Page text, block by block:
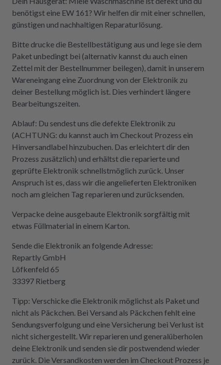
benötigst eine EW 161? Wir helfen dir mit einer schnellen,
günstigen und nachhaltigen Reparaturlösung.
Bitte drucke die Bestellbestätigung aus und lege sie dem
Paket unbedingt bei (alternativ kannst du auch einen
Zettel mit der Bestellnummer beilegen), damit in unserem
Wareneingang eine Zuordnung von der Elektronik zu
deiner Bestellung möglich ist. Dies verhindert längere
Bearbeitungszeiten.
Ablauf: Du sendest uns die defekte Elektronik zu
(ACHTUNG: du kannst auch im Checkout Prozess ein
Hinversandlabel hinzubuchen. Das erleichtert dir den
Prozess zusätzlich) und erhältst die reparierte und
geprüfte Elektronik schnellstmöglich zurück. Unser
Anspruch ist es, dass wir die angelieferten Elektroniken
noch am gleichen Tag reparieren und zurücksenden.
Verpacke deine ausgebaute Elektronik sorgfältig mit
etwas Füllmaterial in einem Karton.
Sende die Elektronik an folgende Adresse:
Repartly GmbH
Löfkenfeld 65
33397 Rietberg
Tipp: Verschicke die Elektronik möglichst als Paket und
nicht als Päckchen. Bei Versand als Päckchen fehlt eine
Sendungsverfolgung und eine Versicherung bei Verlust ist
nicht sichergestellt. Wir reparieren und generalüberholen
deine Elektronik und senden sie dir postwendend wieder
zurück. Die Versandkosten werden im Checkout Prozess je